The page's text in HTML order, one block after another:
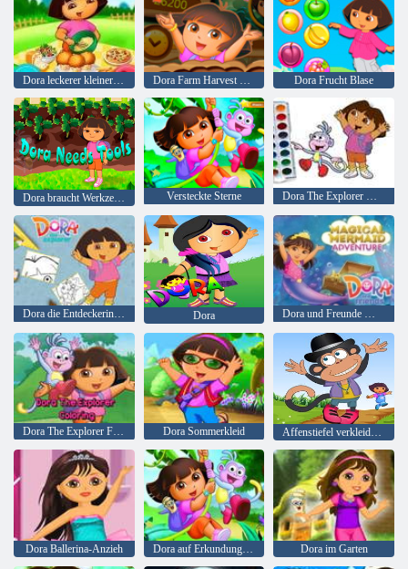
Dora leckerer kleiner Kuchen Dora Farm Harvest Saison Dora Frucht Blase
Versteckte Sterne Dora The Explorer Malbuch
Dora die Entdeckerin das Malbuch Dora Dora und Freunde Magischer Meerjungfrauenschatz
Dora The Explorer Färbung Dora Sommerkleid Affenstiefel verkleiden sich
Dora Ballerina-Anzieh Dora auf Erkundungstour Dora im Garten